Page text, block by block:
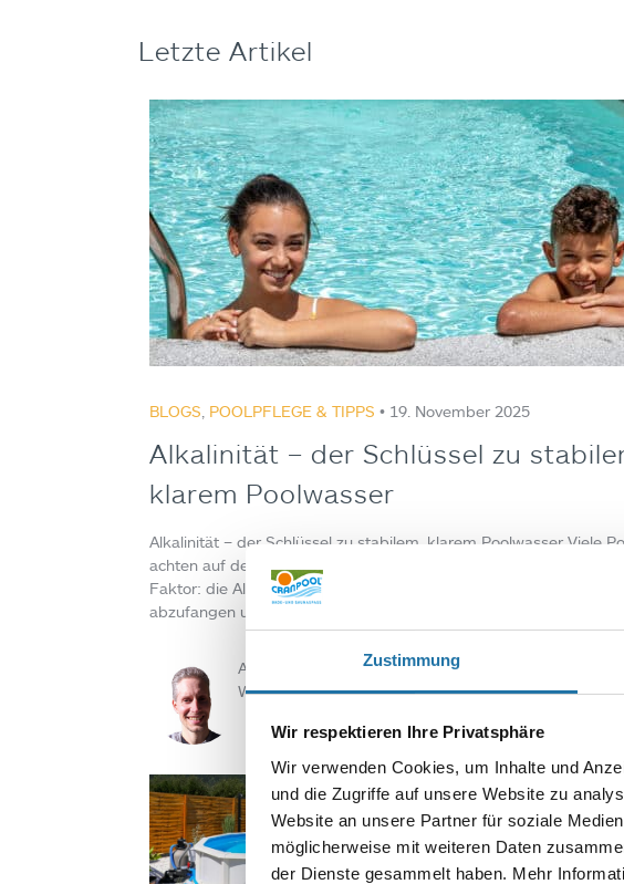
Zustimmung
Wir respektieren Ihre Privatsphäre
Wir verwenden Cookies, um Inhalte und
und die Zugriffe auf unsere Website zu
Website an unsere Partner für soziale
möglicherweise mit weiteren Daten
der Dienste gesammelt haben. Mehr
Letzte Artikel
BLOGS POOLPFLEGE & TIPPS • 19. November 2025
Alkalinität – der Schlüssel zu
klarem Poolwasser
Alkalinität – der Schlüssel zu stabilem, klarem Poolwasser Viele
achten auf den pH-Wert. Dennoch übersehen sie oft einen ebenso
Faktor: die Alkalinität. Sie beschreibt die Fähigkeit des Wassers,
abzufangen und den pH-Wert stabil zu halten. Da laufend…
Autor:
Walter Url